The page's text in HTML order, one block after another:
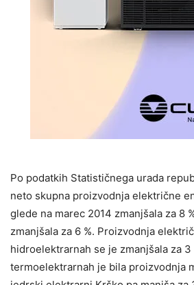
Po podatkih Statističnega urada
neto skupna proizvodnja električne
glede na marec 2014 zmanjšala za 8
zmanjšala za 6 %. Proizvodnja
hidroelektrarnah se je zmanjšala za 3
termoelektrarnah je bila proizvodnja